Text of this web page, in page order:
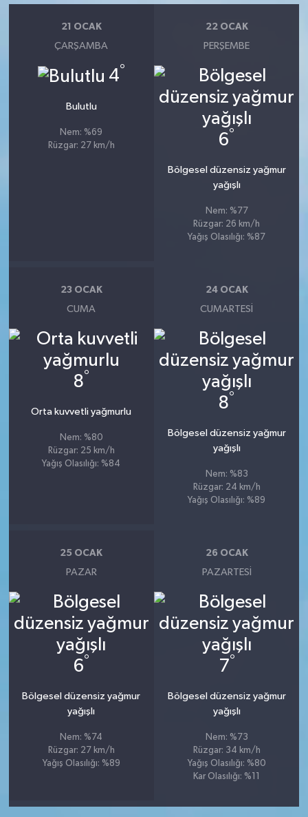
21 OCAK
ÇARŞAMBA
4°
Bulutlu
Nem: %69
Rüzgar: 27 km/h
22 OCAK
PERŞEMBE
6°
Bölgesel düzensiz yağmur
yağışlı
Nem: %77
Rüzgar: 26 km/h
Yağış Olasılığı: %87
23 OCAK
CUMA
8°
Orta kuvvetli yağmurlu
Nem: %80
Rüzgar: 25 km/h
Yağış Olasılığı: %84
24 OCAK
CUMARTESI
8°
Bölgesel düzensiz yağmur
yağışlı
Nem: %83
Rüzgar: 24 km/h
Yağış Olasılığı: %89
25 OCAK
PAZAR
6°
Bölgesel düzensiz yağmur
yağışlı
Nem: %74
Rüzgar: 27 km/h
Yağış Olasılığı: %89
26 OCAK
PAZARTESI
7°
Bölgesel düzensiz yağmur
yağışlı
Nem: %73
Rüzgar: 34 km/h
Yağış Olasılığı: %80
Kar Olasılığı: %11